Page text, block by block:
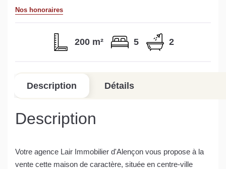
Estimer mon bien maintenant
Nos honoraires
200 m² 5 2
Description Détails
Description
Votre agence Lair Immobilier d'Alençon vous propose à la
vente cette maison de caractère, située en centre-ville